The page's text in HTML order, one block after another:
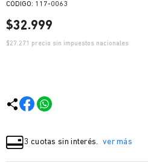
: 117-0063
$32.999
$27.271 precio sin impuestos nacionales
3 cuotas sin interés. ver más